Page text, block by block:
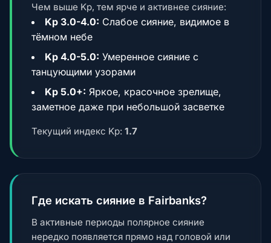
Чем выше Kp, тем ярче и активнее сияние:
Kp 3.0-4.0: Слабое сияние, видимое в
тёмном небе
Kp 4.0-5.0: Умеренное сияние с
танцующими узорами
Kp 5.0+: Яркое, красочное зрелище,
заметное даже при небольшой засветке
Текущий индекс Kp: 1.7
Где искать сияние в Fairbanks?
В активные периоды полярное сияние
нередко появляется прямо над головой или